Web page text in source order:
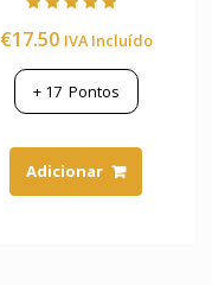
5.00
€17.50 IVA Incluído
+ 17Pontos
Adicionar